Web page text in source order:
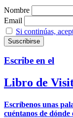
Nombre
Email
Si continúas,
Escribe en el
Libro de
Escríbenos unas
cuéntanos de dónde